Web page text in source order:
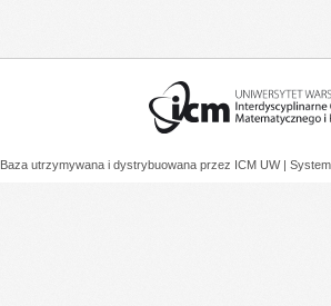
Baza utrzymywana i dystrybuowana przez ICM UW |